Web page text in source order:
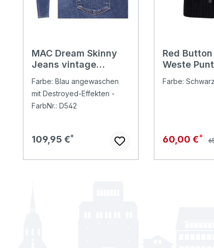
MAC Dream Skinny
Jeans vintage
authentic
Farbe: Blau angewaschen
mit Destroyed-Effekten -
FarbNr.: D542
Regulärer Preis:
109,95 €
Red
Weste
Farbe:
60,00 €